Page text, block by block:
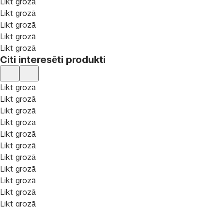
Likt grozā
Likt grozā
Likt grozā
Likt grozā
Citi interesēti produkti
Likt grozā
Likt grozā
Likt grozā
Likt grozā
Likt grozā
Likt grozā
Likt grozā
Likt grozā
Likt grozā
Likt grozā
Likt grozā